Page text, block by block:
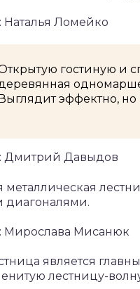
Наталья Ломейко
гостиную и
Выглядит эффектно, но
Дмитрий Давыдов
Мирослава Мисанюк
является
лестницу-